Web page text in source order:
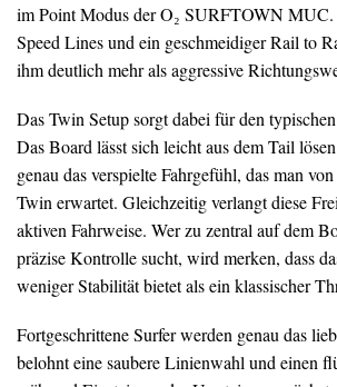
im Point Modus der O₂ SURFTOWN
Speed Lines und ein geschmeidiger Rail to
ihm deutlich mehr als aggressive
Das Twin Setup sorgt dabei für den
Das Board lässt sich leicht aus dem Tail
genau das verspielte Fahrgefühl, das man
Twin erwartet. Gleichzeitig verlangt diese
aktiven Fahrweise. Wer zu zentral auf dem
präzise Kontrolle sucht, wird merken, dass
weniger Stabilität bietet als ein klassischer
Fortgeschrittene Surfer werden genau das
belohnt eine saubere Linienwahl und einen